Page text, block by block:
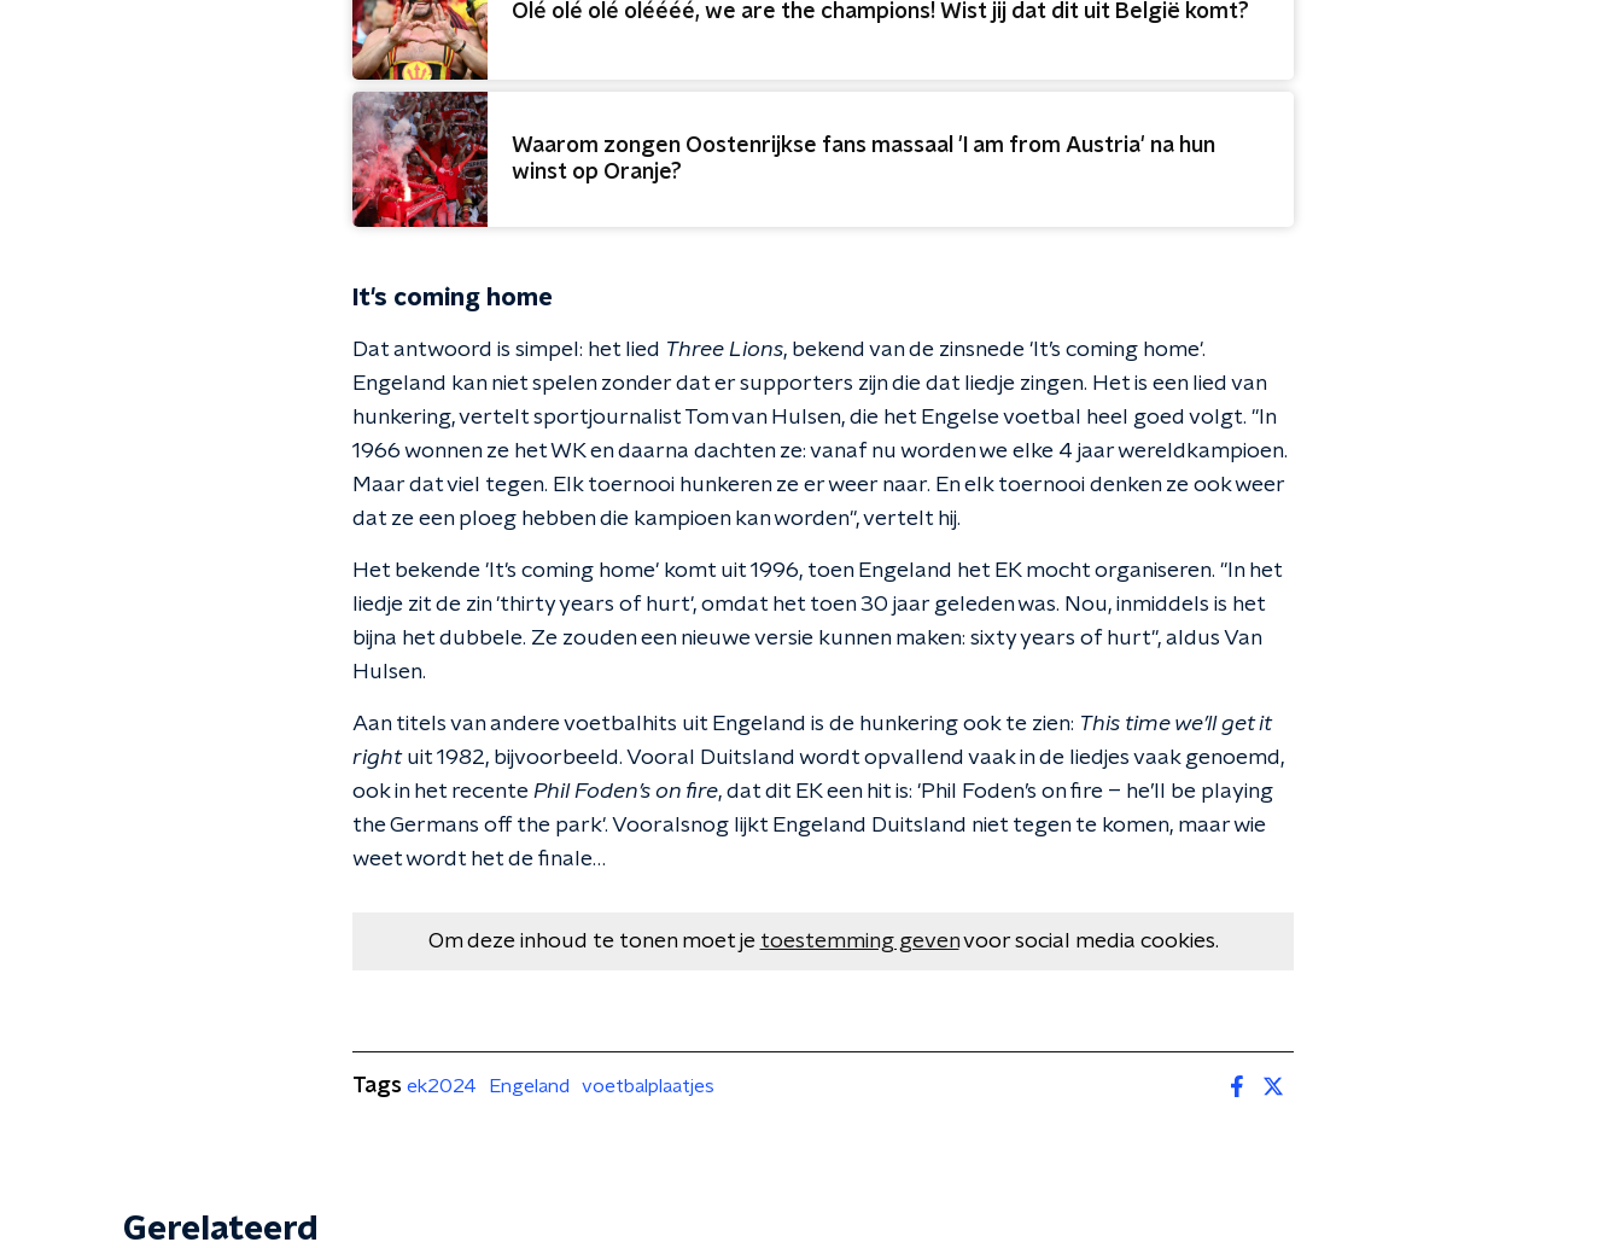
Olé olé olé oléééé, we are the champions! Wist jij dat dit uit België komt?
Waarom zongen Oostenrijkse fans massaal 'I am from Austria' na hun
winst op Oranje?
It's coming home
Dat antwoord is simpel: het lied Three Lions, bekend van de zinsnede 'It’s coming home'.
Engeland kan niet spelen zonder dat er supporters zijn die dat liedje zingen. Het is een lied van
hunkering, vertelt sportjournalist Tom van Hulsen, die het Engelse voetbal heel goed volgt. "In
1966 wonnen ze het WK en daarna dachten ze: vanaf nu worden we elke 4 jaar wereldkampioen.
Maar dat viel tegen. Elk toernooi hunkeren ze er weer naar. En elk toernooi denken ze ook weer
dat ze een ploeg hebben die kampioen kan worden", vertelt hij.
Het bekende 'It's coming home' komt uit 1996, toen Engeland het EK mocht organiseren. "In het
liedje zit de zin 'thirty years of hurt', omdat het toen 30 jaar geleden was. Nou, inmiddels is het
bijna het dubbele. Ze zouden een nieuwe versie kunnen maken: sixty years of hurt", aldus Van
Hulsen.
Aan titels van andere voetbalhits uit Engeland is de hunkering ook te zien: This time we’ll get it
rightuit 1982, bijvoorbeeld. Vooral Duitsland wordt opvallend vaak in de liedjes vaak genoemd,
ook in het recente Phil Foden’s on fire, dat dit EK een hit is: 'Phil Foden’s on fire – he’ll be playing
the Germans off the park'. Vooralsnog lijkt Engeland Duitsland niet tegen te komen, maar wie
weet wordt het de finale…
Om deze inhoud te tonen moet je toestemming gevenvoor social media cookies.
Tags ek2024 Engeland voetbalplaatjes
Gerelateerd